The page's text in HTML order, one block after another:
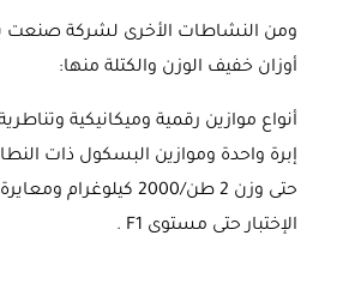
ومن النشاطات الأخرى لشركة صنعت
أوزان خفيف الوزن والكتلة منها:
أنواع موازين رقمية وميكانيكية
إبرة واحدة وموازين البسكول ذات
حتى وزن 2 طن/2000 كيلوغرام
الإختبار حتى مستوى F1 .